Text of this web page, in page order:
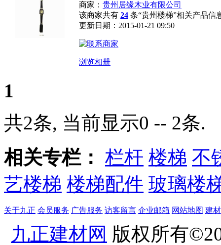
商家： 贵州居缘木业有限公司
该商家共有 24 条“贵州楼梯”相关产品信
更新日期：2015-01-21 09:50
浏览相册
1
共2条, 当前显示0 -- 2条.
相关专栏： 栏杆 楼梯 不
艺楼梯 楼梯配件 玻璃楼
关于九正 会员服务 广告服务 访客留言 企业邮箱 网站地图 建
九正建材网 版权所有